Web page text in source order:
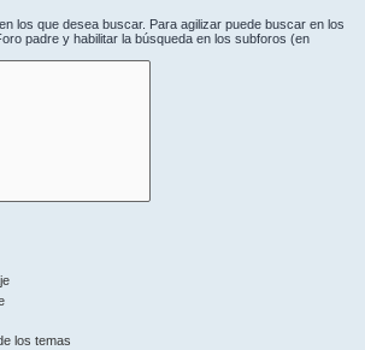
los que desea buscar. Para agilizar puede buscar en los
padre y habilitar la búsqueda en los subforos (en
los temas